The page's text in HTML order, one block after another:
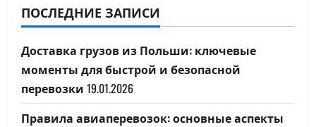
t
i
o
n
ПОСЛЕДНИЕ ЗАПИСИ
Доставка грузов из Польши: ключевые
моменты для быстрой и безопасной
перевозки 19.01.2026
Правила авиаперевозок: основные аспекты